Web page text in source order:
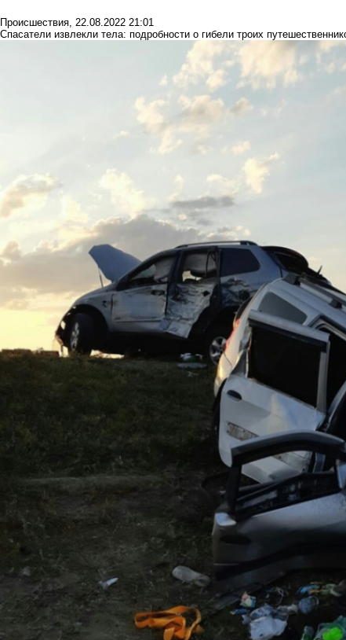
Происшествия, 22.08.2022 21:01
Спасатели извлекли тела: подробности о гибели троих